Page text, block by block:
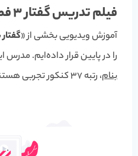
فیلم تدریس گفتار 3 فصل 3 زیست دهم
آموزش ویدیویی بخشی از «
را در پایین قرار داده‌ایم.
بنام، رتبه 37 کنکور تجربی هستند.